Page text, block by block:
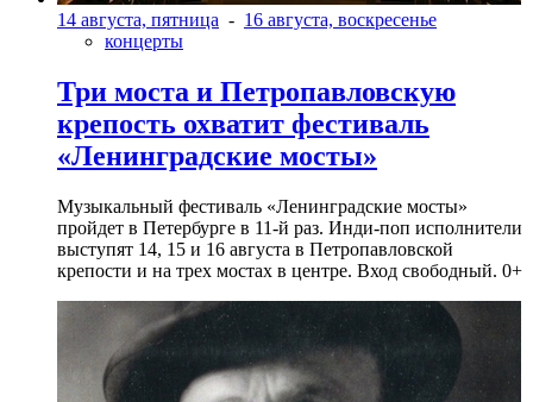
14 августа, пятница - 16 августа, воскресенье
концерты
Три моста и Петропавловскую
крепость охватит фестиваль
«Ленинградские мосты»
Музыкальный фестиваль «Ленинградские мосты»
пройдет в Петербурге в 11-й раз. Инди-поп исполнители
выступят 14, 15 и 16 августа в Петропавловской
крепости и на трех мостах в центре. Вход свободный. 0+